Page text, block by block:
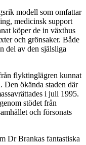
modell som omfattar
medicinsk support
köper de in växthus
och grönsaker. Både
del av den själsliga
flyktinglägren kunnat
Den ökända staden där
i juli 1995.
stödet från
och försonats
Dr Brankas fantastiska